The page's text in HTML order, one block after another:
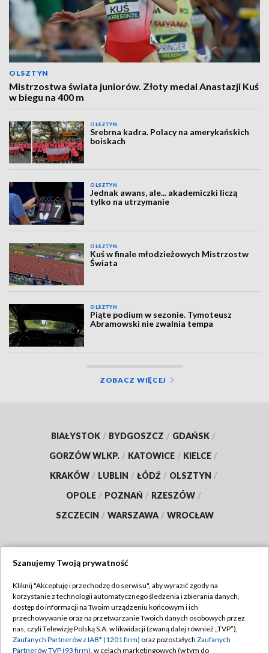
OLSZTYN
Mistrzostwa świata juniorów. Złoty medal Anastazji Kuś
w biegu na 400 m
OLSZTYN
Srebrna kadra. Polacy na amerykańskich
boiskach
OLSZTYN
Jednak awans, ale... akademiczki liczą
tylko na utrzymanie
OLSZTYN
Kuś w finale młodzieżowych Mistrzostw
Świata
OLSZTYN
Piąte podium w sezonie. Tymoteusz
Abramowski nie zwalnia tempa
ZOBACZ WIĘCEJ
BIAŁYSTOK / BYDGOSZCZ / GDAŃSK /
GORZÓW WLKP. / KATOWICE / KIELCE /
KRAKÓW / LUBLIN / ŁÓDŹ / OLSZTYN /
OPOLE / POZNAŃ / RZESZÓW /
SZCZECIN / WARSZAWA / WROCŁAW
TVP
Abonament TVP
Emisja w TVP
Regulamin TVP
Polityka prywatności
Szanujemy Twoją prywatność
Kliknij "Akceptuję i przechodzę do serwisu", aby wyrazić zgody na
korzystanie z technologii automatycznego śledzenia i zbierania danych,
dostęp do informacji na Twoim urządzeniu końcowym i ich
przechowywanie oraz na przetwarzanie Twoich danych osobowych przez
nas, czyli Telewizję Polską S.A. w likwidacji (zwaną dalej również „TVP”),
Zaufanych Partnerów z IAB* (1201 firm) oraz pozostałych Zaufanych
Partnerów TVP (93 firm), w celach marketingowych (w tym do